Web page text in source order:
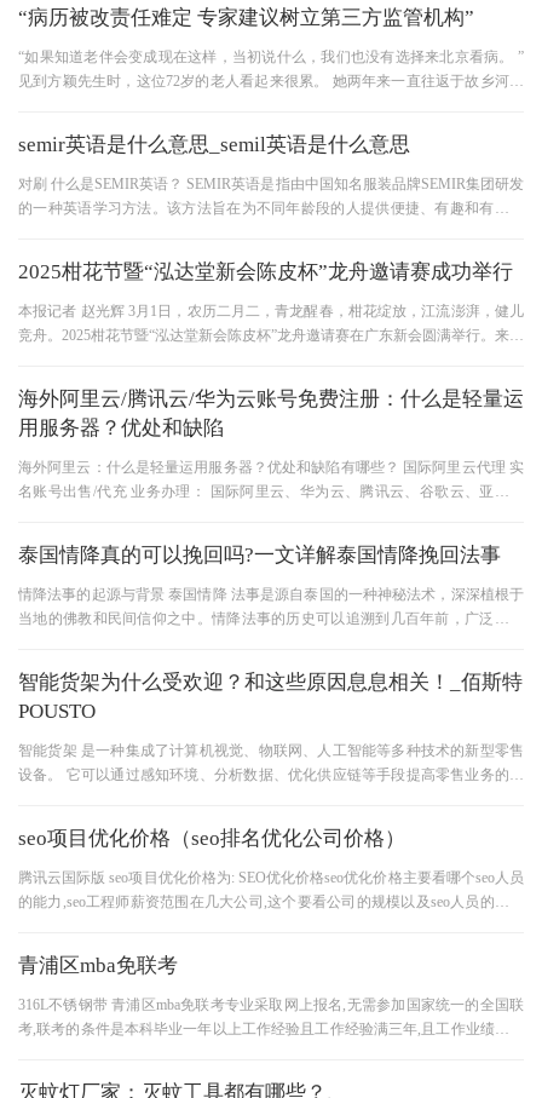
“病历被改责任难定 专家建议树立第三方监管机构”
“如果知道老伴会变成现在这样，当初说什么，我们也没有选择来北京看病。 ”
见到方颖先生时，这位72岁的老人看起来很累。 她两年来一直往返于故乡河北
semir英语是什么意思_semil英语是什么意思
对刷 什么是SEMIR英语？ SEMIR英语是指由中国知名服装品牌SEMIR集团研发
的一种英语学习方法。该方法旨在为不同年龄段的人提供便捷、有趣和有效的
2025柑花节暨“泓达堂新会陈皮杯”龙舟邀请赛成功举行
本报记者 赵光辉 3月1日，农历二月二，青龙醒春，柑花绽放，江流澎湃，健儿
竞舟。2025柑花节暨“泓达堂新会陈皮杯”龙舟邀请赛在广东新会圆满举行。来自
海外阿里云/腾讯云/华为云账号免费注册：什么是轻量运
用服务器？优处和缺陷
海外阿里云：什么是轻量运用服务器？优处和缺陷有哪些？ 国际阿里云代理 实
名账号出售/代充 业务办理： 国际阿里云、华为云、腾讯云、谷歌云、亚马逊
泰国情降真的可以挽回吗?一文详解泰国情降挽回法事
情降法事的起源与背景 泰国情降 法事是源自泰国的一种神秘法术，深深植根于
当地的佛教和民间信仰之中。情降法事的历史可以追溯到几百年前，广泛用于
智能货架为什么受欢迎？和这些原因息息相关！_佰斯特
POUSTO
智能货架 是一种集成了计算机视觉、物联网、人工智能等多种技术的新型零售
设备。 它可以通过感知环境、分析数据、优化供应链等手段提高零售业务的效
seo项目优化价格（seo排名优化公司价格）
腾讯云国际版 seo项目优化价格为: SEO优化价格seo优化价格主要看哪个seo人员
的能力,seo工程师薪资范围在几大公司,这个要看公司的规模以及seo人员的学历
青浦区mba免联考
316L不锈钢带 青浦区mba免联考专业采取网上报名,无需参加国家统一的全国联
考,联考的条件是本科毕业一年以上工作经验且工作经验满三年,且工作业绩均能
灭蚊灯厂家：灭蚊工具都有哪些？、